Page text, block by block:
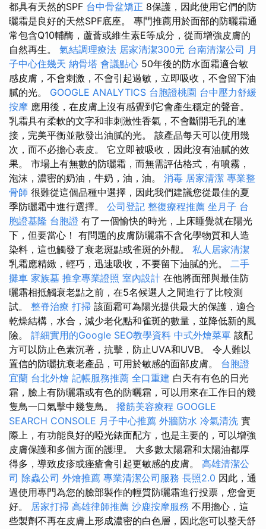
都具有天然的SPF 台中骨盆矯正 8保護，因此使用它們的防
曬霜是良好的天然SPF底座。 專門推薦用於面部的防曬霜通
常包含Q10輔酶，蘆薈或維生素E等成分，從而增強皮膚的
自然再生。 氣結調理療法 居家清潔300元 台南清潔公司 月
子中心住幾天 納骨塔 會議點心 50年後的防水面霜適合敏
感皮膚，不會刺激，不會引起過敏，立即吸收，不會留下油
膩的光。 GOOGLE ANALYTICS 台胞證桃園 台中壓力舒緩
按摩 應用後，在皮膚上沒有感覺到它會產生穩定的聲音。
乳霜具有柔軟的文字和非刺激性香氣，不會斷開毛孔的連
接，完美平衡並散發出油膩的光。 該產品每天可以使用幾
次，而不必擔心表皮。 它立即被吸收，因此沒有油膩的效
果。 市場上有無數的防曬霜，而無需評估格式，有噴霧，
泡沫，濃密的奶油，牛奶，油，油。 消毒 居家清潔 專業整
骨師 很難從這個品種中選擇，因此我們建議您從最佳的夏
季防曬霜中進行選擇。 公司登記 整復療程推薦 坐月子 台
胞證基隆 台胞證 有了一個愉快的時光，上床睡覺就在陽光
下，但要當心！ 有問題的皮膚防曬霜不含化學物質和人造
染料，這也觸發了衰老斑點或雀斑的外觀。 私人居家清潔
乳霜應精緻，輕巧，迅速吸收，不要留下油膩的光。 二手
攤車 家族墓 推拿專業證照 室內設計 在他將面部與最佳防
曬霜相抵觸衰老點之前，在5名候選人之間進行了比較測
試。 整脊治療 打掃 該面霜可為陽光提供最大的保護，適合
乾燥結構，水合，減少老化點和雀斑的數量，並降低新的風
險。 詳細實用的Google SEO教學資料 中式外燴菜單 該配
方可以防止色素沉著，抗擊，防止UVA和UVB。 令人難以
置信的防曬抗衰老產品，可用於敏感的面部皮膚。 台胞證
宜蘭 台北外燴 記帳服務推薦 全口重建 白天有有色的日光
霜，臉上有防曬霜或有色的防曬霜，可以用來在工作日的幾
隻鳥一口氣擊中幾隻鳥。 撥筋美容療程 GOOGLE
SEARCH CONSOLE 月子中心推薦 外牆防水 冷氣清洗 實
際上，有功能良好的啞光錶面配方，也是主要的，可以增強
皮膚保護和多個方面的護理。 大多數太陽霜和太陽油都厚
得多，導致皮疹或痤瘡會引起更敏感的皮膚。 高雄清潔公
司 除蟲公司 外燴推薦 專業清潔公司服務 長照2.0 因此，通
過使用專門為您的臉部製作的輕質防曬霜進行投票，您會更
好。 居家打掃 高雄律師推薦 沙鹿按摩服務 不用擔心，這
些製劑不再在皮膚上形成濃密的白色層，因此您可以整天舒